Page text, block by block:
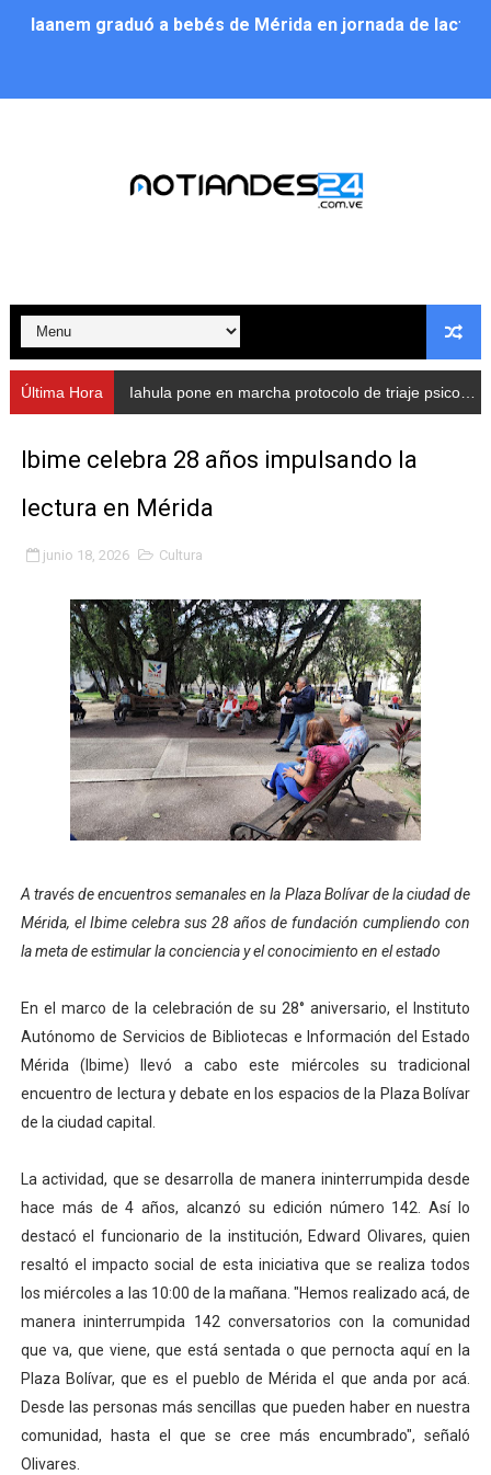
Iaanem graduó a bebés de Mérida en jornada de
Alcalde Nelson Álvarez llevó jornada recreativa a la
Nevado Gas optimiza servicio residencial en la
Balance semestral impulsa inclusión y atención a
Plan Vacacional Comunitario “Ríe 2026” recorre las
Alcaldía del Municipio Libertador realizó una jornada
Fundacite Mérida dicta taller gratuito de electrónica
INN-Mérida celebró el Lacto grado para promover el
Impulsan plan estratégico de seguridad ciudadana
Mérida impulsa desarrollo económico con taller de
Fomficc consolida alianzas e impulsa la economía
Niños de Estudiantes de Mérida sembraron 110
Corposalud y Secretaría Social fortalecen la atención
Entregan planta eléctrica para fortalecer la atención
Expertos inspeccionan espacios del OAN para la
Dictan MasterClass en el marco del Encuentro LAGO
Campo Elías avanza con plan de asfaltado
Encuentro estadal fortalece la coordinación de
Plan Quirúrgico Regional llega a Pueblo Llano con la
Última Hora Iahula pone en marcha protocolo de triaje psicosocial para atender a rescatistas
Ibime celebra 28 años impulsando la
lectura en Mérida
junio 18, 2026 Cultura
A través de encuentros semanales en la Plaza Bolívar de la ciudad de
Mérida, el Ibime celebra sus 28 años de fundación cumpliendo con
la meta de estimular la conciencia y el conocimiento en el estado
En el marco de la celebración de su 28° aniversario, el Instituto
Autónomo de Servicios de Bibliotecas e Información del Estado
Mérida (Ibime) llevó a cabo este miércoles su tradicional
encuentro de lectura y debate en los espacios de la Plaza Bolívar
de la ciudad capital.
La actividad, que se desarrolla de manera ininterrumpida desde
hace más de 4 años, alcanzó su edición número 142. Así lo
destacó el funcionario de la institución, Edward Olivares, quien
resaltó el impacto social de esta iniciativa que se realiza todos
los miércoles a las 10:00 de la mañana. "Hemos realizado acá, de
manera ininterrumpida 142 conversatorios con la comunidad
que va, que viene, que está sentada o que pernocta aquí en la
Plaza Bolívar, que es el pueblo de Mérida el que anda por acá.
Desde las personas más sencillas que pueden haber en nuestra
comunidad, hasta el que se cree más encumbrado", señaló
Olivares.